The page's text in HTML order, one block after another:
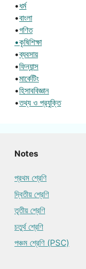
•ধর্ম
•বাংলা
•গণিত
•কৃষিশিক্ষা
•ব্যবসায়
•ফিন্যান্স
•মার্কেটিং
•হিসাববিজ্ঞান
•তথ্য ও প্রযুক্তি
Notes
প্রথম শ্রেণি
দ্বিতীয় শ্রেণি
তৃতীয় শ্রেণি
চতুর্থ শ্রেণি
পঞ্চম শ্রেণি (PSC)